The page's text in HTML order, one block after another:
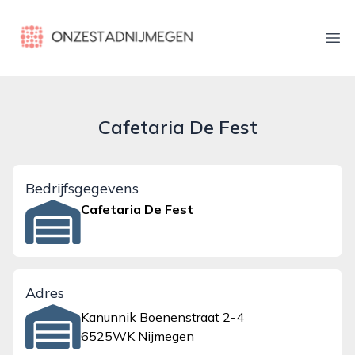
onzestadnijmegen.nl
Cafetaria De Fest
Bedrijfsgegevens
Cafetaria De Fest
Adres
Kanunnik Boenenstraat 2-4
6525WK Nijmegen